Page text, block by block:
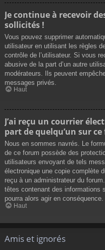
Je continue à recevoir
sollicités !
Vous pouvez supprimer
utilisateur en utilisant les règles
contrôle de l’utilisateur. Si vous
abusive de la part d’un autre
modérateurs. Ils peuvent
messages privés.
Haut
J’ai reçu un courrier
part de quelqu’un sur
Nous en sommes navrés. Le
de ce forum possède des
utilisateurs envoyant de tels
électronique une copie complète
reçu à un administrateur du
têtes contenant des informations
pourra alors agir en conséquence.
Haut
Amis et ignorés